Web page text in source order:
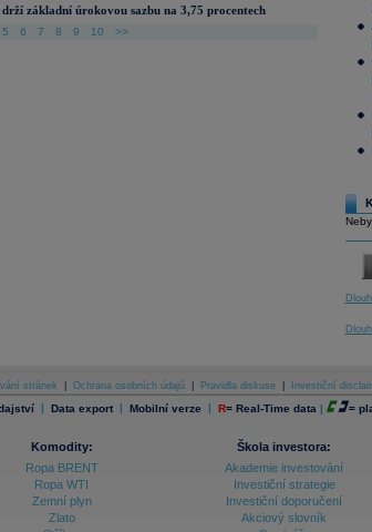
základní úrokovou sazbu na 3,75 procentech
5 6 7 8 9 10 >>
stránek Ochrana osobních údajů Pravidla diskuse Investiční
| Data export | Mobilní verze | R= Real-Time data | =
Komodity:
Ropa BRENT
Ropa WTI
Zemní plyn
Zlato
Škola investora:
Akademie investování
Investiční strategie
Investiční doporučení
Akciový slovník